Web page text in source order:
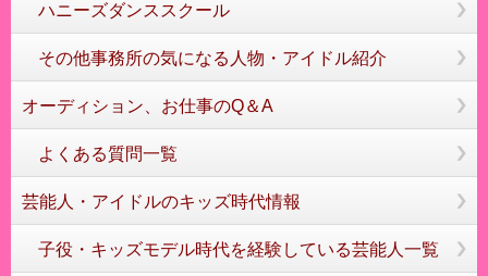
ハニーズダンススクール
その他事務所の気になる人物・アイドル紹介
オーディション、お仕事のQ＆A
よくある質問一覧
芸能人・アイドルのキッズ時代情報
子役・キッズモデル時代を経験している芸能人一覧